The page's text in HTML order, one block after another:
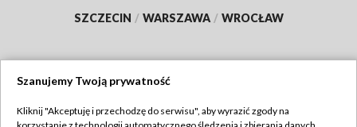
SZCZECIN / WARSZAWA / WROCŁAW
Szanujemy Twoją prywatność
Kliknij "Akceptuję i przechodzę do serwisu", aby wyrazić zgody na